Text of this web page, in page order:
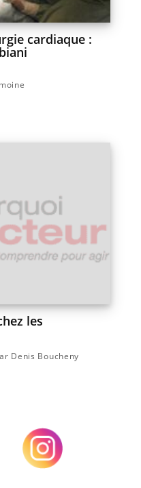
cardiaque :
les
Denis Boucheny